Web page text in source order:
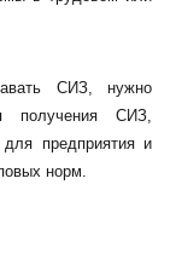
СИЗ, нужно
получения СИЗ,
предприятия и
норм.